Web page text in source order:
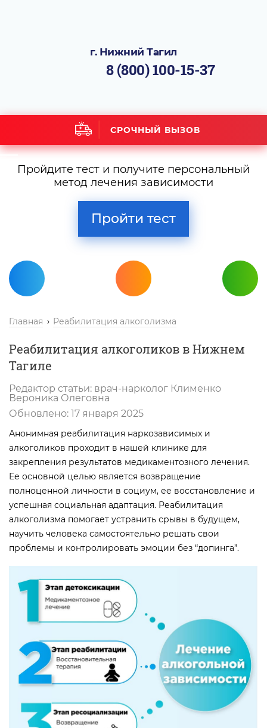
г. Нижний Тагил
8 (800) 100-15-37
СРОЧНЫЙ ВЫЗОВ
Пройдите тест и получите персональный
метод лечения зависимости
Пройти тест
Главная Реабилитация алкоголизма
Реабилитация алкоголиков в Нижнем
Тагиле
Редактор статьи: врач-нарколог Клименко
Вероника Олеговна
Обновлено: 17 января 2025
Анонимная реабилитация наркозависимых и
алкоголиков проходит в нашей клинике для
закрепления результатов медикаментозного лечения.
Ее основной целью является возвращение
полноценной личности в социум, ее восстановление и
успешная социальная адаптация. Реабилитация
алкоголизма помогает устранить срывы в будущем,
научить человека самостоятельно решать свои
проблемы и контролировать эмоции без “допинга”.